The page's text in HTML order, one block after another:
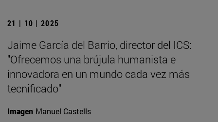
21 | 10 | 2025
Jaime García del Barrio, director del ICS:
"Ofrecemos una brújula humanista e
innovadora en un mundo cada vez más
tecnificado"
Imagen Manuel Castells